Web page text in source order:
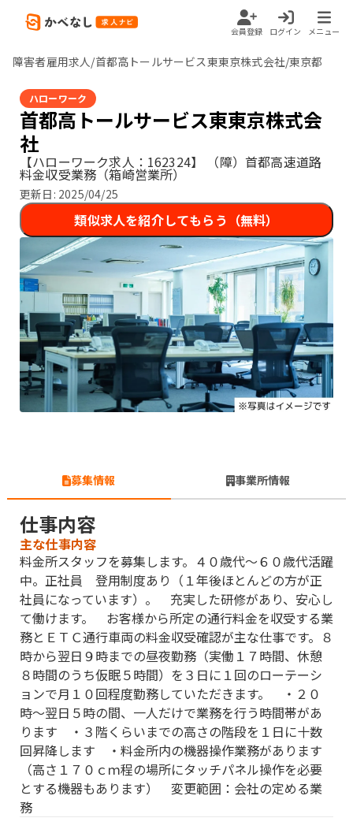
会員登録 ログイン メニュー
障害者雇用求人/首都高トールサービス東東京株式会社/東京都
ハローワーク
首都高トールサービス東東京株式会
社
【ハローワーク求人：162324】 （障）首都高速道路
料金収受業務（箱崎営業所）
更新日: 2025/04/25
類似求人を紹介してもらう（無料）
募集情報 事業所情報
仕事内容
主な仕事内容
料金所スタッフを募集します。４０歳代〜６０歳代活躍
中。正社員 登用制度あり（１年後ほとんどの方が正
社員になっています）。 充実した研修があり、安心し
て働けます。 お客様から所定の通行料金を収受する業
務とＥＴＣ通行車両の料金収受確認が主な仕事です。８
時から翌日９時までの昼夜勤務（実働１７時間、休憩
８時間のうち仮眠５時間）を３日に１回のローテーシ
ョンで月１０回程度勤務していただきます。 ・２０
時〜翌日５時の間、一人だけで業務を行う時間帯があ
ります ・３階くらいまでの高さの階段を１日に十数
回昇降します ・料金所内の機器操作業務があります
（高さ１７０ｃｍ程の場所にタッチパネル操作を必要
とする機器もあります） 変更範囲：会社の定める業
務